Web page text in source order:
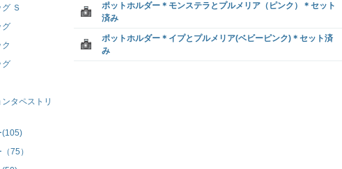
ポットホルダー＊モンステラとプルメリア（ピンク）＊セット
済み
ポットホルダー＊イプとプルメリア(ベビーピンク)＊セット済
み
Ｓ
グ
グ
タペストリ
(105)
75）